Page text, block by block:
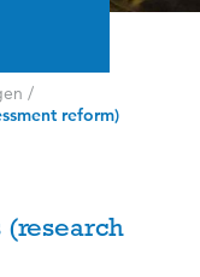
/
reform)
(research